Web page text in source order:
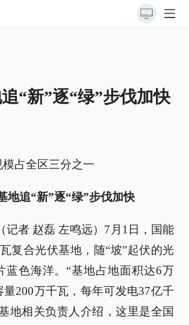
“新”逐“绿”步伐加快
占全区三分之一
地追“新”逐“绿”步伐加快
记者 赵磊 左鸣远）7月1日，国能
复合光伏基地，随“坡”起伏的光
蓝色海洋。“基地占地面积达6万
200万千瓦，每年可发电37亿千
地相关负责人介绍，这里是全国